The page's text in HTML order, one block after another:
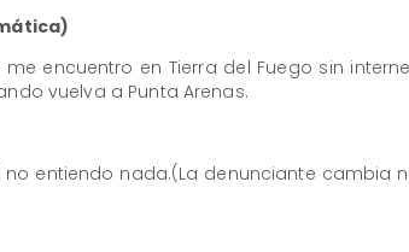
encuentro en Tierra del Fuego sin
vuelva a Punta Arenas.
entiendo nada.(La denunciante cambia